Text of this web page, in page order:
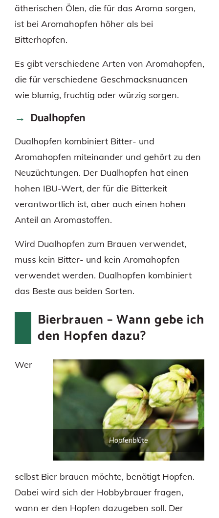
ätherischen Ölen, die für das Aroma sorgen,
ist bei Aromahopfen höher als bei
Bitterhopfen.
Es gibt verschiedene Arten von Aromahopfen,
die für verschiedene Geschmacksnuancen
wie blumig, fruchtig oder würzig sorgen.
Dualhopfen
Dualhopfen kombiniert Bitter- und
Aromahopfen miteinander und gehört zu den
Neuzüchtungen. Der Dualhopfen hat einen
hohen IBU-Wert, der für die Bitterkeit
verantwortlich ist, aber auch einen hohen
Anteil an Aromastoffen.
Wird Dualhopfen zum Brauen verwendet,
muss kein Bitter- und kein Aromahopfen
verwendet werden. Dualhopfen kombiniert
das Beste aus beiden Sorten.
Bierbrauen – Wann gebe ich
den Hopfen dazu?
Hopfenblüte
Wer
selbst Bier brauen möchte, benötigt Hopfen.
Dabei wird sich der Hobbybrauer fragen,
wann er den Hopfen dazugeben soll. Der